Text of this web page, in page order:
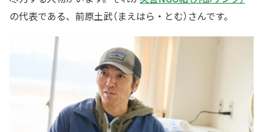
の代表である、前原土武（まえはら・とむ）さんです。